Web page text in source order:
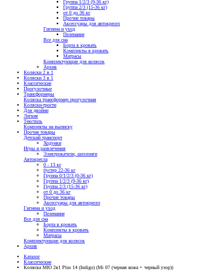
Группа 1/2/3 (9-36 кг)
Группа 2/3 (15-36 кг)
от 0 до 36 кг
Прочие товары
Аксессуары для автокресел
Гигиена и уход
Пеленание
Все для сна
Борта в кровать
Комплекты в кровать
Матрасы
Комплектующие для колясок
Архив
Коляски 2 в 1
Коляски 3 в 1
Классические
Прогулочные
Трансформеры
Коляска трансформер прогулочная
Коляски-трости
Для двойни
Легкие
Текстиль
Комплекты на выписку
Прочие товары
Детский транспорт
Ходунки
Игры и развлечения
Электрокачели, шезлонги
Автокресла
0 - 13 кг
бустер 22-36 кг
Группа 0/1/2/3 (0-36 кг)
Группа 1/2/3 (9-36 кг)
Группа 2/3 (15-36 кг)
от 0 до 36 кг
Прочие товары
Аксессуары для автокресел
Гигиена и уход
Пеленание
Все для сна
Борта в кровать
Комплекты в кровать
Матрасы
Комплектующие для колясок
Архив
Каталог
Классические
Коляска MIO 2в1 Plus 14 (Indigo) (Mi 07 (черная кожа + черный узор))